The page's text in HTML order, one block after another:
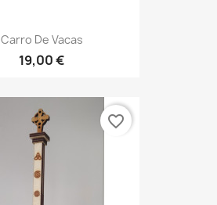
Carro De Vacas
19,00 €
favorite_border